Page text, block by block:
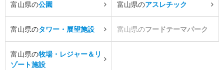
富山県の公園 富山県のアスレチック
富山県のタワー・展望施設 富山県のフードテーマパーク
富山県の牧場・レジャー＆リ
ゾート施設